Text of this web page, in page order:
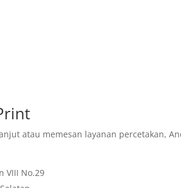
atau memesan layanan percetakan,
VIII No.29